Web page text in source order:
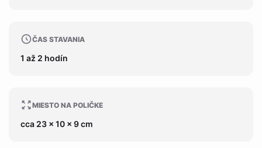
ČAS STAVANIA
1 až 2 hodín
MIESTO NA POLIČKE
cca 23 x 10 x 9 cm